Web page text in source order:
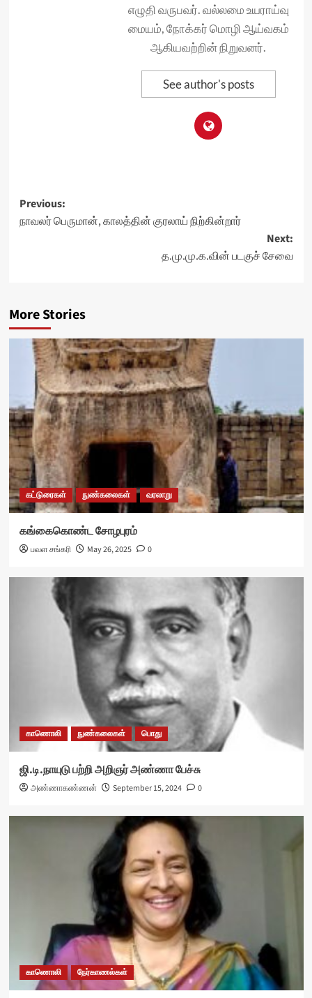
எழுதி வருபவர். வல்லமை உயராய்வு
மையம், நோக்கர் மொழி ஆய்வகம்
ஆகியவற்றின் நிறுவனர்.
See author's posts
Post
navigation
Previous:
நாவலர் பெருமான், காலத்தின் குரலாய் நிற்கின்றார்
Next:
த.மு.மு.க.வின் படகுச் சேவை
More Stories
கட்டுரைகள் நுண்கலைகள் வரலாறு
கங்கைகொண்ட சோழபுரம்
பவள சங்கரி May 26, 2025 0
காணொலி நுண்கலைகள் பொது
ஜி.டி.நாயுடு பற்றி அறிஞர் அண்ணா பேச்சு
அண்ணாகண்ணன் September 15, 2024 0
காணொலி நேர்காணல்கள்